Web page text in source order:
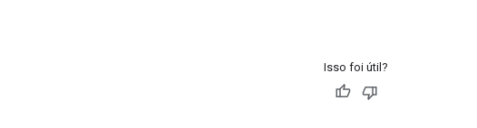
Isso foi útil?